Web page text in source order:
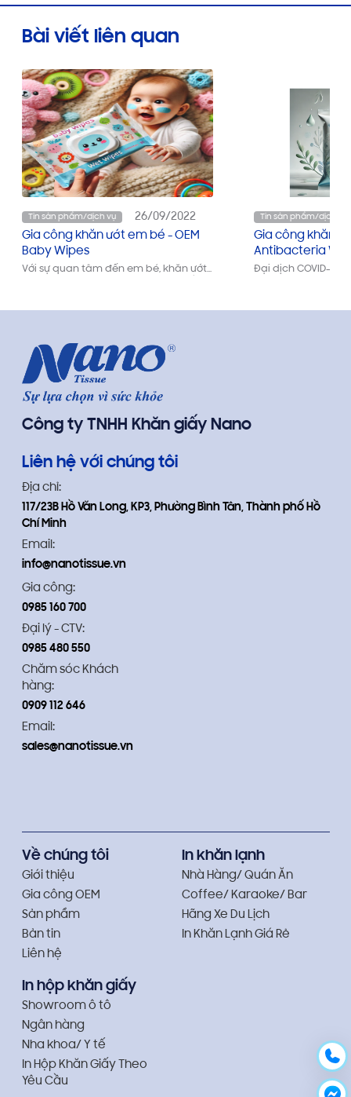
Bài viết liên quan
Tin sản phẩm/dịch vụ
26/09/2022
Gia công khăn ướt em bé - OEM
Baby Wipes
Với sự quan tâm đến em bé, khăn ướt
bé sử dụng cho cả gia đình mọi lúc
mọi nơi.
Tin sản phẩm/dịch vụ
Gia công khăn
Antibacteria
Đại dịch COVID-19
Công ty TNHH Khăn giấy Nano
Liên hệ với chúng tôi
Địa chỉ:
117/23B Hồ Văn Long, KP3, Phường Bình Tân, Thành phố Hồ
Chí Minh
Email:
info@nanotissue.vn
Gia công:
0985 160 700
Đại lý - CTV:
0985 480 550
Chăm sóc Khách
hàng:
0909 112 646
Email:
sales@nanotissue.vn
Về chúng tôi
Giới thiệu
Gia công OEM
Sản phẩm
Bản tin
Liên hệ
In khăn lạnh
Nhà Hàng/ Quán Ăn
Coffee/ Karaoke/ Bar
Hãng Xe Du Lịch
In Khăn Lạnh Giá Rẻ
In hộp khăn giấy
Showroom ô tô
Ngân hàng
Nha khoa/ Y tế
In Hộp Khăn Giấy Theo
Yêu Cầu